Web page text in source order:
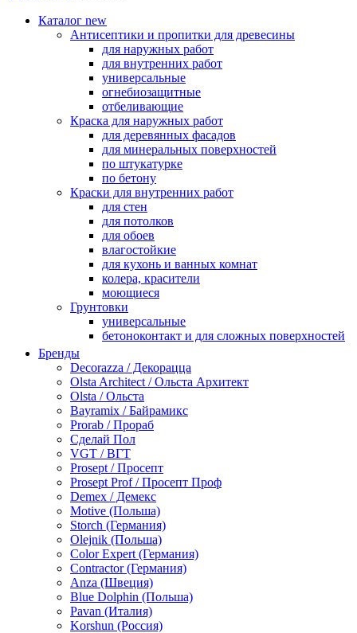
Каталог new
Антисептики и пропитки для древесины
для наружных работ
для внутренних работ
универсальные
огнебиозащитные
отбеливающие
Краска для наружных работ
для деревянных фасадов
для минеральных поверхностей
по штукатурке
по бетону
Краски для внутренних работ
для стен
для потолков
для обоев
влагостойкие
для кухонь и ванных комнат
колера, красители
моющиеся
Грунтовки
универсальные
бетоноконтакт и для сложных поверхностей
по металлу
антикорозийные
под декоративные штукатурки
для гипсокартона
под штукатурку
Герметик
акриловые
силиконовые универсальные, нейтральные
силиконовые санитарные (антигрибковые)
шовные для срубов
для кровли
для каминов
полиуретановые
Декоративные штукатурки и краски
краски для декора, патина
мокрый шелк
венецианские (эффект мрамора)
песок (эффект песчаных вихрей)
декоративная шпаклевка
Бренды
Decorazza / Декорацца
Olsta Architect / Ольста Архитект
Olsta / Ольста
Bayramix / Байрамикс
Prorab / Прораб
Сделай Пол
VGT / ВГТ
Prosept / Просепт
Prosept Prof / Просепт Проф
Demex / Демекс
Motive (Польша)
Storch (Германия)
Olejnik (Польша)
Color Expert (Германия)
Contractor (Германия)
Anza (Швеция)
Blue Dolphin (Польша)
Pavan (Италия)
Korshun (Россия)